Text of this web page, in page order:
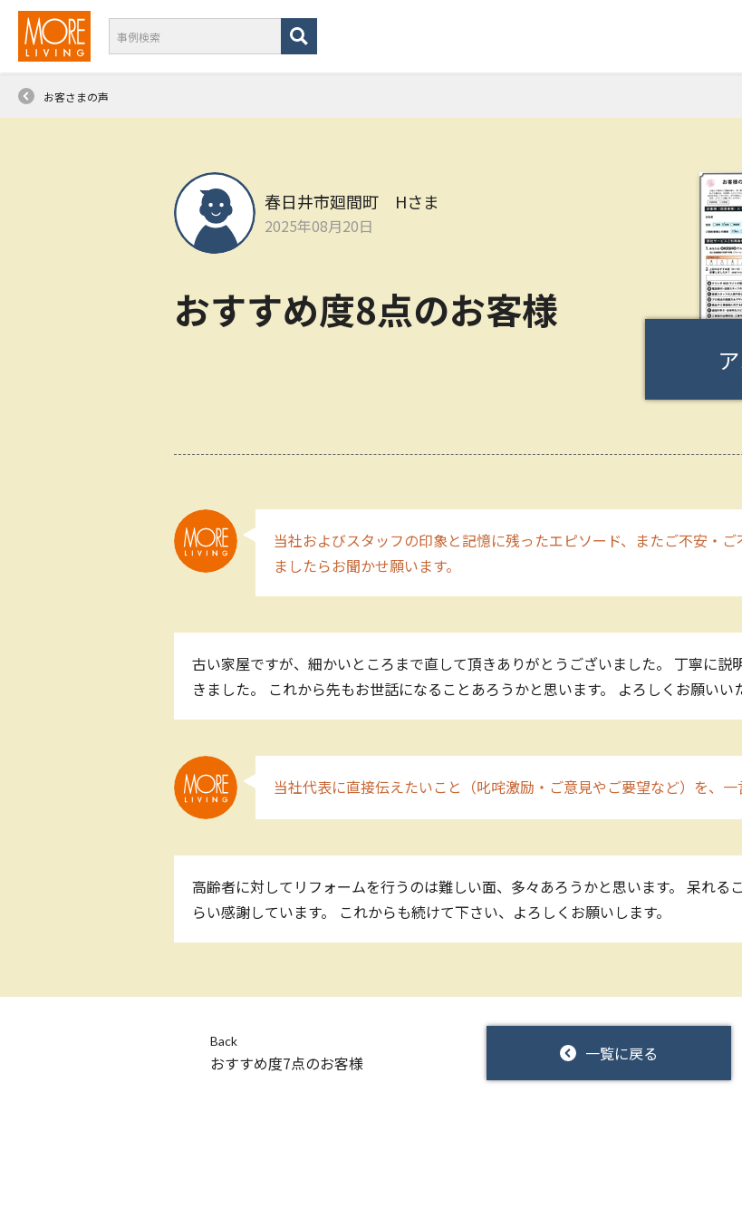
お客さまの声
春日井市廻間町 Hさま
2025年08月20日
おすすめ度8点のお客様
当社およびスタッフの印象と記憶に残ったエピソード、またご不安・
ましたらお聞かせ願います。
古い家屋ですが、細かいところまで直して頂きありがとうございました。 丁寧に説
きました。 これから先もお世話になることあろうかと思います。 よろしくお願いい
当社代表に直接伝えたいこと（叱咤激励・ご意見やご要望など）を、一
高齢者に対してリフォームを行うのは難しい面、多々あろうかと思います。 呆れる
らい感謝しています。 これからも続けて下さい、よろしくお願いします。
Back
おすすめ度7点のお客様 一覧に戻る